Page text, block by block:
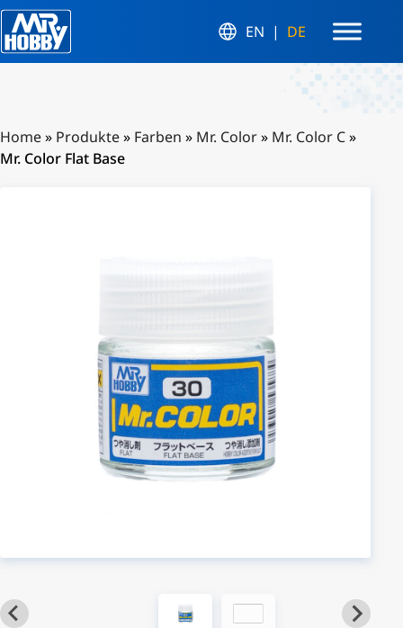
EN DE
Home» Produkte» Farben » Mr. Color» Mr. Color C»
Mr. Color Flat Base